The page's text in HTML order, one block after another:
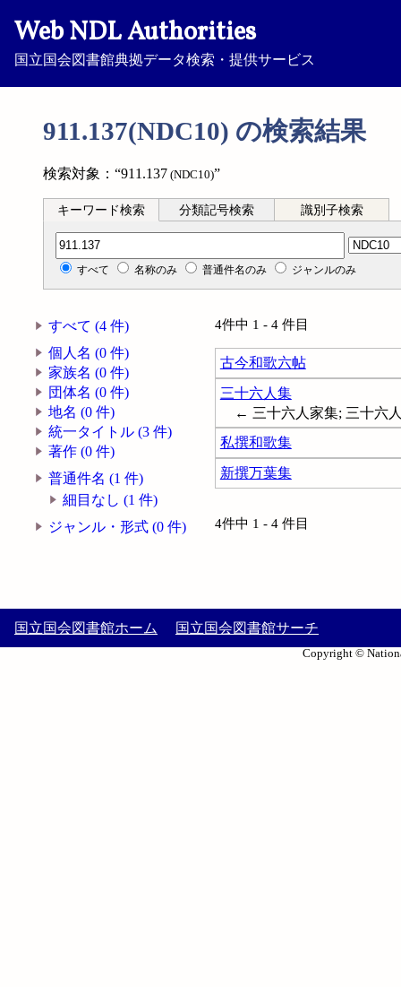
Web NDL Authorities
国立国会図書館典拠データ検索・提供サービス
911.137(NDC10) の検索結果
検索対象：“911.137 (NDC10)”
キーワード検索 分類記号検索 識別子検索
分類記号検索
すべて 名称のみ 普通件名のみ ジャンルのみ
すべて (4 件)
個人名 (0 件)
家族名 (0 件)
団体名 (0 件)
地名 (0 件)
統一タイトル (3 件)
著作 (0 件)
普通件名 (1 件)
細目なし (1 件)
ジャンル・形式 (0 件)
4件中 1 - 4 件目
古今和歌六帖
三十六人集
← 三十六人家集; 三十六
私撰和歌集
新撰万葉集
4件中 1 - 4 件目
国立国会図書館ホーム 国立国会図書館サーチ
Copyright ©